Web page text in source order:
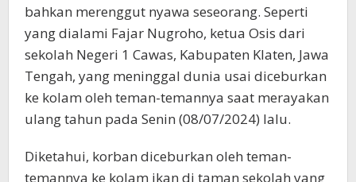
bahkan merenggut nyawa seseorang. Seperti
yang dialami Fajar Nugroho, ketua Osis dari
sekolah Negeri 1 Cawas, Kabupaten Klaten, Jawa
Tengah, yang meninggal dunia usai diceburkan
ke kolam oleh teman-temannya saat merayakan
ulang tahun pada Senin (08/07/2024) lalu.
Diketahui, korban diceburkan oleh teman-
temannya ke kolam ikan di taman sekolah yang